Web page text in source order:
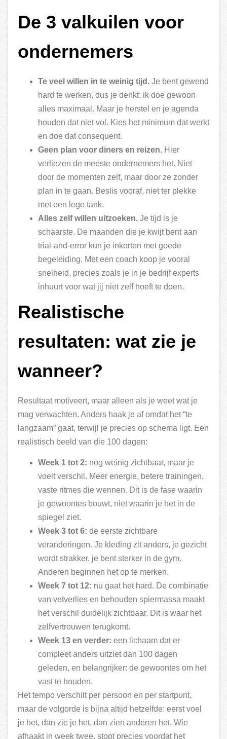
De 3 valkuilen voor
ondernemers
Te veel willen in te weinig tijd. Je bent gewend
hard te werken, dus je denkt: ik doe gewoon
alles maximaal. Maar je herstel en je agenda
houden dat niet vol. Kies het minimum dat werkt
en doe dat consequent.
Geen plan voor diners en reizen. Hier
verliezen de meeste ondernemers het. Niet
door de momenten zelf, maar door ze zonder
plan in te gaan. Beslis vooraf, niet ter plekke
met een lege tank.
Alles zelf willen uitzoeken. Je tijd is je
schaarste. De maanden die je kwijt bent aan
trial-and-error kun je inkorten met goede
begeleiding. Met een coach koop je vooral
snelheid, precies zoals je in je bedrijf experts
inhuurt voor wat jij niet zelf hoeft te doen.
Realistische
resultaten: wat zie je
wanneer?
Resultaat motiveert, maar alleen als je weet wat je
mag verwachten. Anders haak je af omdat het “te
langzaam” gaat, terwijl je precies op schema ligt. Een
realistisch beeld van die 100 dagen:
Week 1 tot 2: nog weinig zichtbaar, maar je
voelt verschil. Meer energie, betere trainingen,
vaste ritmes die wennen. Dit is de fase waarin
je gewoontes bouwt, niet waarin je het in de
spiegel ziet.
Week 3 tot 6: de eerste zichtbare
veranderingen. Je kleding zit anders, je gezicht
wordt strakker, je bent sterker in de gym.
Anderen beginnen het op te merken.
Week 7 tot 12: nu gaat het hard. De combinatie
van vetverlies en behouden spiermassa maakt
het verschil duidelijk zichtbaar. Dit is waar het
zelfvertrouwen terugkomt.
Week 13 en verder: een lichaam dat er
compleet anders uitziet dan 100 dagen
geleden, en belangrijker: de gewoontes om het
vast te houden.
Het tempo verschilt per persoon en per startpunt,
maar de volgorde is bijna altijd hetzelfde: eerst voel
je het, dan zie je het, dan zien anderen het. Wie
afhaakt in week twee, stopt precies voordat het